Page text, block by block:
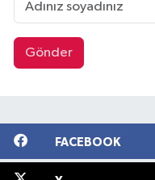
Gönder
FACEBOOK